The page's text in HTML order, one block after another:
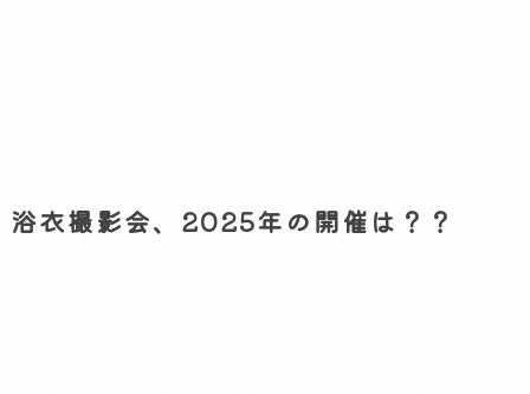
浴衣撮影会、2025年の開催は？？